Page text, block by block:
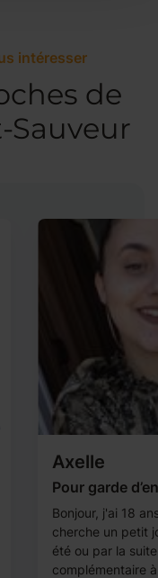
intéresser
de
Sauveur
Axelle
Pour garde
Bonjour, j'ai 18
cherche un petit
été ou par la suite
complémentaire